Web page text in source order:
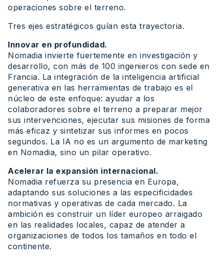
operaciones sobre el terreno.
Tres ejes estratégicos guían esta trayectoria.
Innovar en profundidad.
Nomadia invierte fuertemente en investigación y
desarrollo, con más de 100 ingenieros con sede en
Francia. La integración de la inteligencia artificial
generativa en las herramientas de trabajo es el
núcleo de este enfoque: ayudar a los
colaboradores sobre el terreno a preparar mejor
sus intervenciones, ejecutar sus misiones de forma
más eficaz y sintetizar sus informes en pocos
segundos. La IA no es un argumento de marketing
en Nomadia, sino un pilar operativo.
Acelerar la expansión internacional.
Nomadia refuerza su presencia en Europa,
adaptando sus soluciones a las especificidades
normativas y operativas de cada mercado. La
ambición es construir un líder europeo arraigado
en las realidades locales, capaz de atender a
organizaciones de todos los tamaños en todo el
continente.